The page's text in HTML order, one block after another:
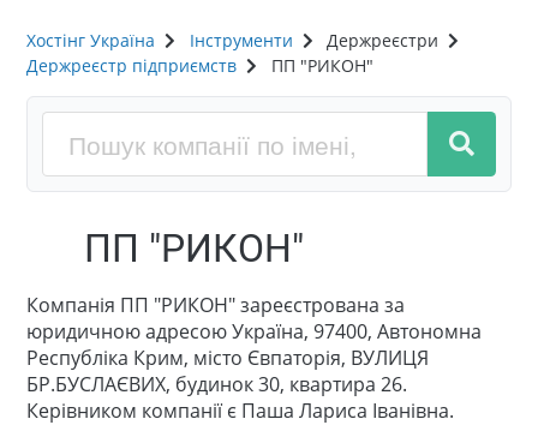
Хостінг Україна Інструменти
Держреєстри
Держреєстр підприємств
ПП "РИКОН"
ПП "РИКОН"
Компанія ПП "РИКОН" зареєстрована за
юридичною адресою Україна, 97400, Автономна
Республіка Крим, місто Євпаторія, ВУЛИЦЯ
БР.БУСЛАЄВИХ, будинок 30, квартира 26.
Керівником компанії є Паша Лариса Іванівна.